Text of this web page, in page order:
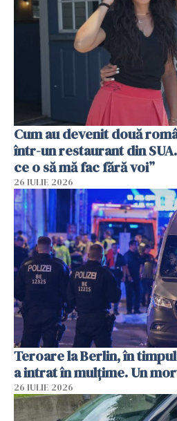
Cum au devenit două
într-un restaurant din
ce o să mă fac fără voi”
26 IULIE 2026
Teroare la Berlin, în
a intrat în mulțime. Un
26 IULIE 2026